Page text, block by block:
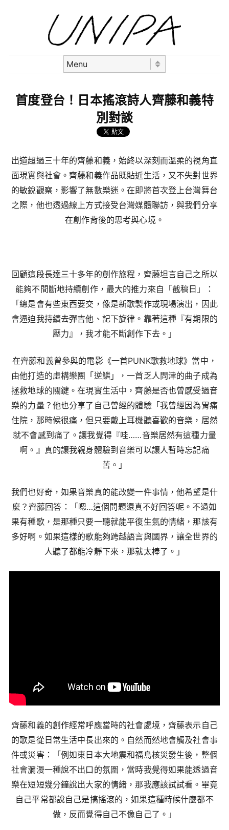
首度登台！日本搖滾詩人齊藤和義特
別對談
出道超過三十年的齊藤和義，始終以深刻而溫柔的視角直
面現實與社會。齊藤和義作品既貼近生活，又不失對世界
的敏銳觀察，影響了無數樂迷。在即將首次登上台灣舞台
之際，他也透過線上方式接受台灣媒體聯訪，與我們分享
在創作背後的思考與心境。
回顧這段長達三十多年的創作旅程，齊藤坦言自己之所以
能夠不間斷地持續創作，最大的推力來自「截稿日」：
「總是會有些東西要交，像是新歌製作或現場演出，因此
會逼迫我持續去彈吉他、記下旋律。靠著這種『有期限的
壓力』，我才能不斷創作下去。」
在齊藤和義曾參與的電影《一首PUNK歌救地球》當中，
由他打造的虛構樂團「逆鱗」，一首乏人問津的曲子成為
拯救地球的關鍵。在現實生活中，齊藤是否也曾感受過音
樂的力量？他也分享了自己曾經的體驗「我曾經因為胃痛
住院，那時候很痛，但只要戴上耳機聽喜歡的音樂，居然
就不會感到痛了。讓我覺得『哇……音樂居然有這種力量
啊。』真的讓我親身體驗到音樂可以讓人暫時忘記痛
苦。」
我們也好奇，如果音樂真的能改變一件事情，他希望是什
麼？齊藤回答：「嗯…這個問題還真不好回答呢。不過如
果有種歌，是那種只要一聽就能平復生氣的情緒，那該有
多好啊。如果這樣的歌能夠跨越語言與國界，讓全世界的
人聽了都能冷靜下來，那就太棒了。」
齊藤和義的創作經常呼應當時的社會處境，齊藤表示自己
的歌是從日常生活中長出來的。自然而然地會觸及社會事
件或災害：「例如東日本大地震和福島核災發生後，整個
社會瀰漫一種說不出口的氛圍，當時我覺得如果能透過音
樂在短短幾分鐘說出大家的情緒，那我應該試試看。畢竟
自己平常都說自己是搞搖滾的，如果這種時候什麼都不
做，反而覺得自己不像自己了。」